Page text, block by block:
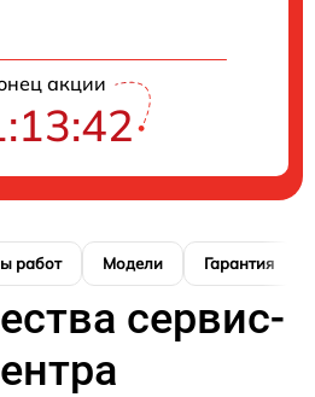
акции
работ Модели Гарантия
сервис-